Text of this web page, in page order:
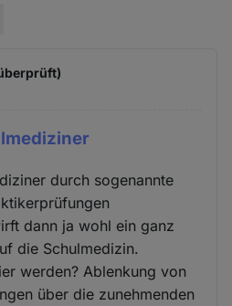
durch sogenannte
dann ja wohl ein ganz
die Schulmedizin.
werden? Ablenkung von
über die zunehmenden